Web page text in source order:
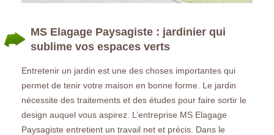
MS Elagage Paysagiste : jardinier qui
sublime vos espaces verts
Entretenir un jardin est une des choses importantes qui
permet de tenir votre maison en bonne forme. Le jardin
nécessite des traitements et des études pour faire sortir le
design auquel vous aspirez. L’entreprise MS Elagage
Paysagiste entretient un travail net et précis. Dans le